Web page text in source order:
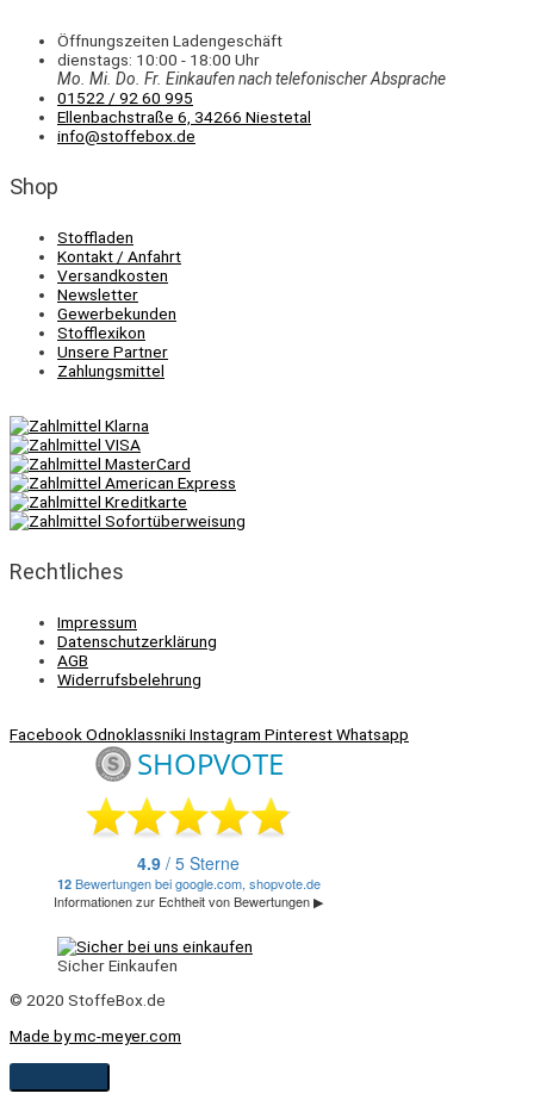
Öffnungszeiten Ladengeschäft
dienstags: 10:00 - 18:00 Uhr
Mo. Mi. Do. Fr. Einkaufennach telefonischer Absprache
01522 / 92 60 995
Ellenbachstraße 6, 34266 Niestetal
info@stoffebox.de
Shop
Stoffladen
Kontakt / Anfahrt
Versandkosten
Newsletter
Gewerbekunden
Stofflexikon
Unsere Partner
Zahlungsmittel
Rechtliches
Impressum
Datenschutzerklärung
AGB
Widerrufsbelehrung
FacebookOdnoklassnikiInstagram PinterestWhatsapp
Sicher Einkaufen
© 2020 StoffeBox.de
Made by mc-meyer.com